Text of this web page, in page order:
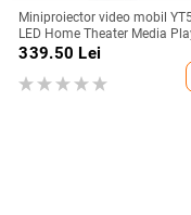
Miniproiector video mobil
LED Home Theater Media
Cadou pentru copii Cinema
339.50 Lei